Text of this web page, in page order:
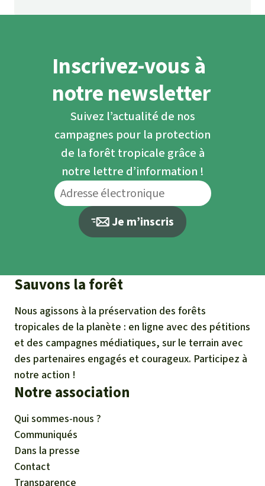
Inscrivez-vous à
notre newsletter
Suivez l’actualité de nos
campagnes pour la protection
de la forêt tropicale grâce à
notre lettre d’information !
Je m’inscris
Sauvons la forêt
Nous agissons à la préservation des forêts
tropicales de la planète : en ligne avec des pétitions
et des campagnes médiatiques, sur le terrain avec
des partenaires engagés et courageux. Participez à
notre action !
Notre association
Qui sommes-nous ?
Communiqués
Dans la presse
Contact
Transparence